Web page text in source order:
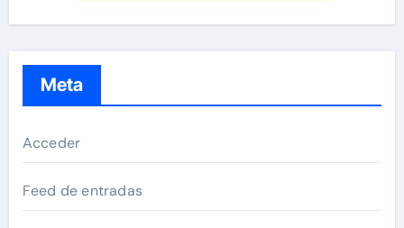
Meta
Acceder
Feed de entradas